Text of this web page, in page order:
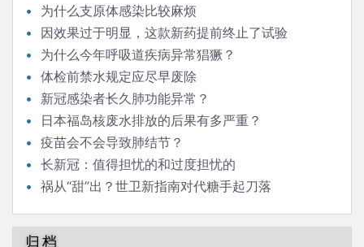
为什么支原体感染比较麻烦
因效果过于明显，这款新药提前终止了试验
为什么今年呼吸道疾病异常猖獗？
体检前禁水规定应尽早废除
新冠感染者长久肺功能异常？
日本福岛核废水排放的后果有多严重？
疫苗会不会导致肺结节？
长新冠：值得担忧的和过度担忧的
祸从“甜”出？世卫新指南对代糖手起刀落
归档